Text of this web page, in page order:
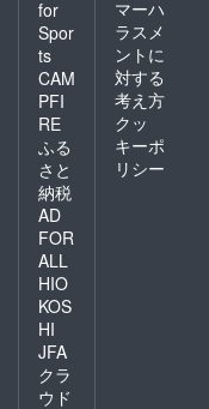
for
Spor
ts
CAM
PFI
RE
ふる
さと
納税
AD
FOR
ALL
HIO
KOS
HI
JFA
クラ
ウド
マーハ
ラスメ
ントに
対する
考え方
クッ
キーポ
リシー